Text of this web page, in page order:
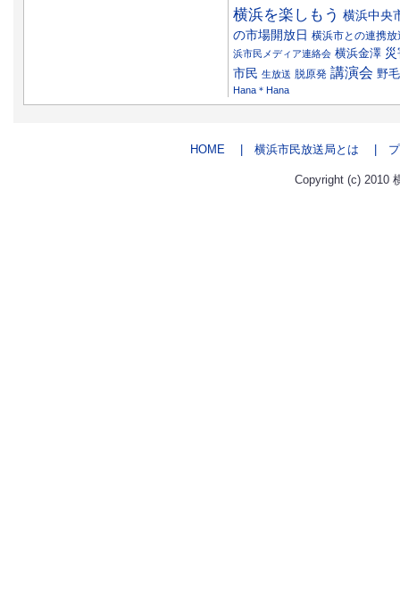
横浜を楽しもう 横浜中央
の市場開放日 横浜市との連携放
浜市民メディア連絡会 横浜金澤
市民 生放送 脱原発 講演会 野毛
Hana＊Hana
HOME | 横浜市民放送局とは | プ
Copyright (c) 2010